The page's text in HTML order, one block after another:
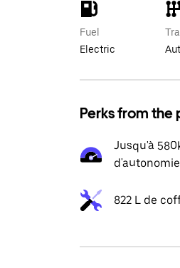
Fuel
Electric
Perks from the
Jusqu'à
d'autonomie
822 L de